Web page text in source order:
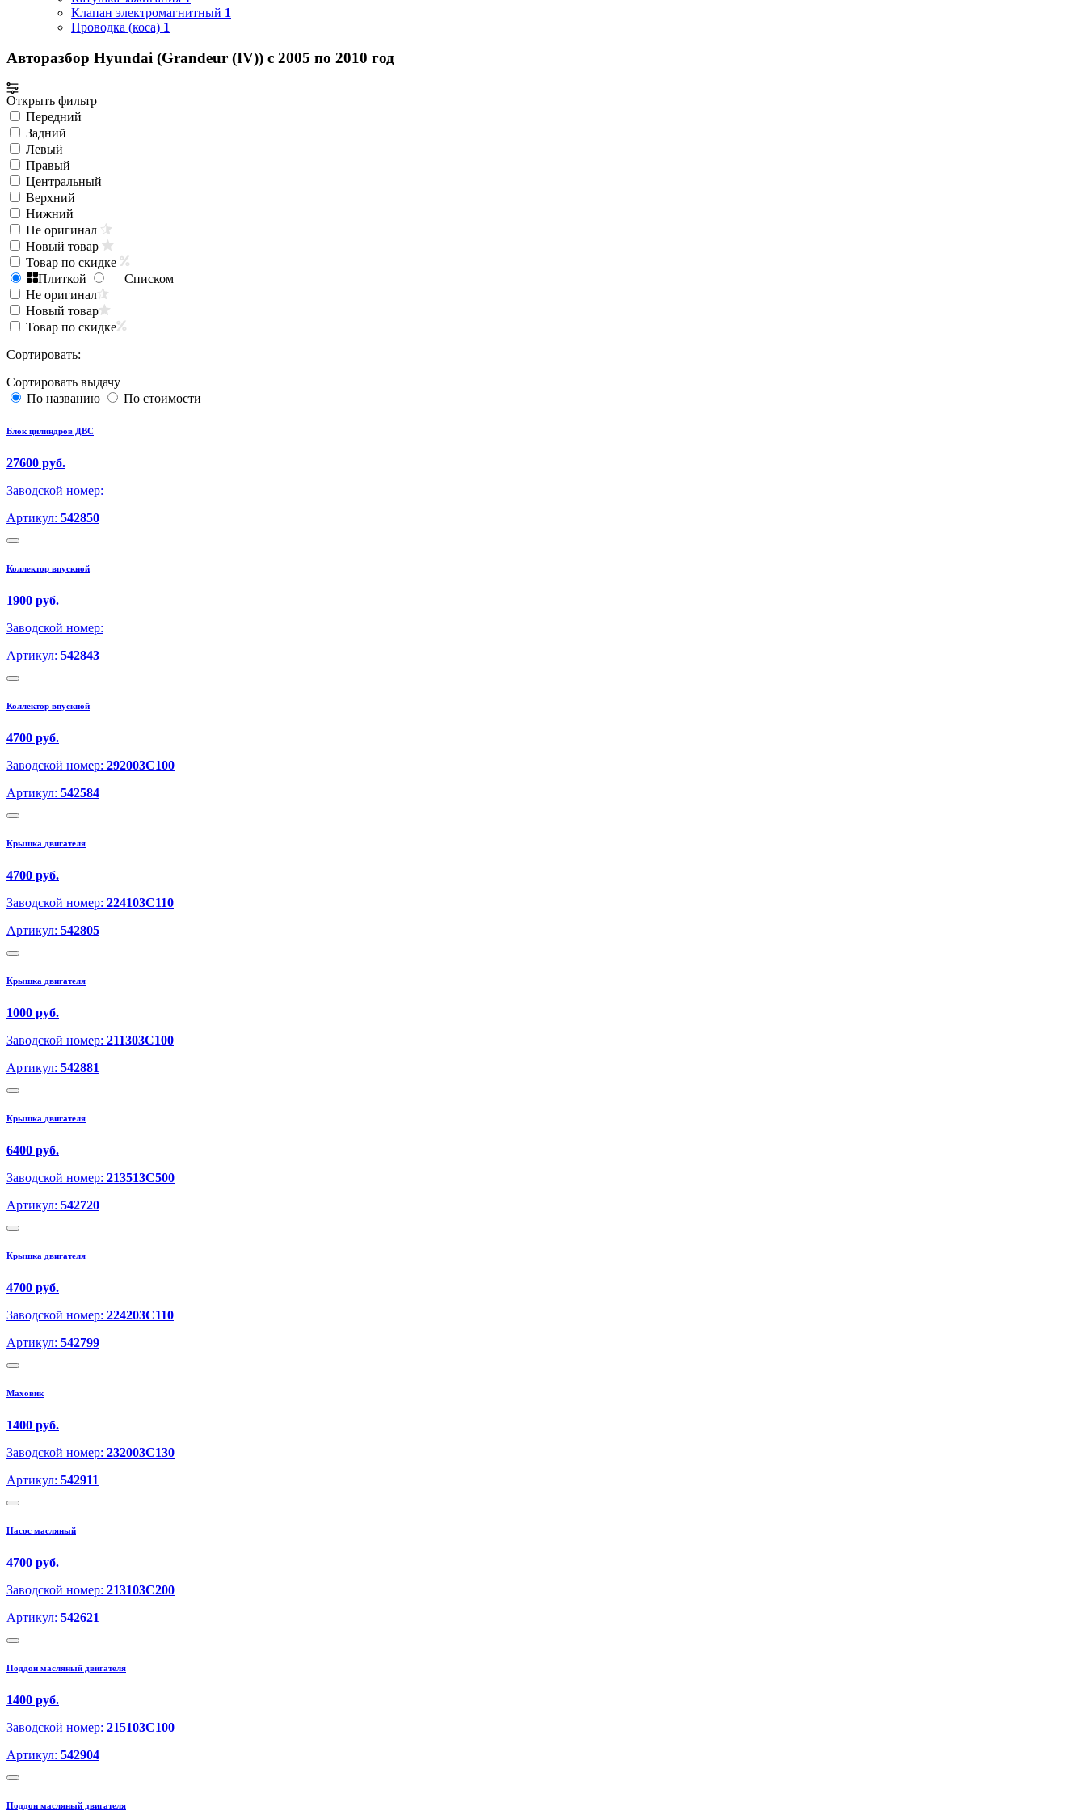
Клапан электромагнитный 1
Проводка (коса) 1
Авторазбор Hyundai (Grandeur (IV)) с 2005 по 2010 год
Открыть фильтр
Передний
Задний
Левый
Правый
Центральный
Верхний
Нижний
Не оригинал
Новый товар
Товар по скидке
Плиткой
Списком
Не оригинал
Новый товар
Товар по скидке
Сортировать:
Сортировать выдачу
По названию
По стоимости
Блок цилиндров ДВС
27600 руб.
Заводской номер:
Артикул: 542850
Коллектор впускной
1900 руб.
Заводской номер:
Артикул: 542843
Коллектор впускной
4700 руб.
Заводской номер: 292003C100
Артикул: 542584
Крышка двигателя
4700 руб.
Заводской номер: 224103C110
Артикул: 542805
Крышка двигателя
1000 руб.
Заводской номер: 211303C100
Артикул: 542881
Крышка двигателя
6400 руб.
Заводской номер: 213513C500
Артикул: 542720
Крышка двигателя
4700 руб.
Заводской номер: 224203C110
Артикул: 542799
Маховик
1400 руб.
Заводской номер: 232003C130
Артикул: 542911
Насос масляный
4700 руб.
Заводской номер: 213103C200
Артикул: 542621
Поддон масляный двигателя
1400 руб.
Заводской номер: 215103C100
Артикул: 542904
Поддон масляный двигателя